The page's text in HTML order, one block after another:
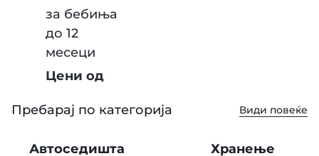
Цени од 2500ден
за бебиња
до 12
месеци
Цени од
за бебиња
до 12
месеци
Цени од
Пребарај по категорија
Види повеќе
Автоседишта Хранење